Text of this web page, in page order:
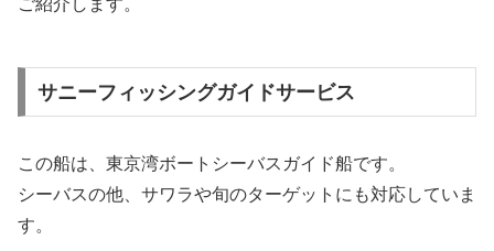
サニーフィッシングガイドサービス
この船は、東京湾ボートシーバスガイド船です。
シーバスの他、サワラや旬のターゲットにも対応していま
す。